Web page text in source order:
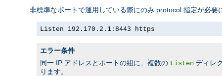
非標準なポートで運用している際にのみ protocol 指定が必要
Listen 192.170.2.1:8443 https
エラー条件
同一 IP アドレスとポートの組に、複数の Listen ディレ
ります。